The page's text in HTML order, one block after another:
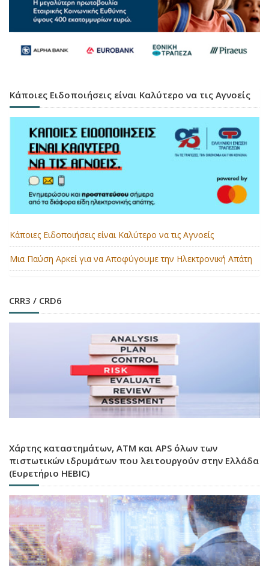
Κάποιες Ειδοποιήσεις είναι Καλύτερο να τις Αγνοείς
Κάποιες Ειδοποιήσεις είναι Καλύτερο να τις Αγνοείς
Μια Παύση Αρκεί για να Αποφύγουμε την Ηλεκτρονική Απάτη
CRR3 / CRD6
Χάρτης καταστημάτων, ATM και APS όλων των
πιστωτικών ιδρυμάτων που λειτουργούν στην Ελλάδα
(Ευρετήριο HEBIC)